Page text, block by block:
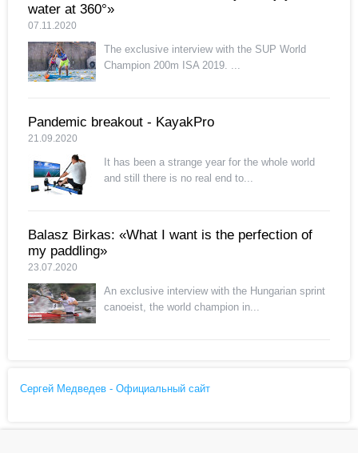
water at 360°»
07.11.2020
The exclusive interview with the SUP World
Champion 200m ISA 2019. ...
Pandemic breakout - KayakPro
21.09.2020
It has been a strange year for the whole world
and still there is no real end to...
Balasz Birkas: «What I want is the perfection of
my paddling»
23.07.2020
An exclusive interview with the Hungarian sprint
canoeist, the world champion in...
Сергей Медведев - Официальный сайт